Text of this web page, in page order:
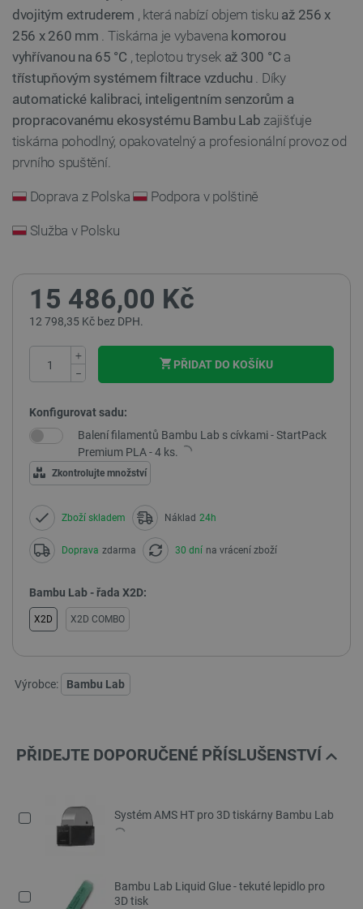
dvojitým extruderem , která nabízí objem tisku až 256 x
256 x 260 mm . Tiskárna je vybavena komorou
vyhřívanou na 65 °C , teplotou trysek až 300 °C a
třístupňovým systémem filtrace vzduchu . Díky
automatické kalibraci, inteligentním senzorům a
propracovanému ekosystému Bambu Lab zajišťuje
tiskárna pohodlný, opakovatelný a profesionální provoz od
prvního spuštění.
Doprava z Polska Podpora v polštině
Služba v Polsku
15 486,00 Kč
12 798,35 Kč bez DPH.
+
−
PŘIDAT DO KOŠÍKU
Zkontrolujte množství
Zboží skladem Náklad 24h
Doprava zdarma 30 dní na vrácení zboží
Konfigurovat sadu:
Balení filamentů Bambu Lab s cívkami - StartPack
Premium PLA - 4 ks.
Bambu Lab - řada X2D:
X2D X2D COMBO
Výrobce: Bambu Lab
PŘIDEJTE DOPORUČENÉ PŘÍSLUŠENSTVÍ
Systém AMS HT pro 3D tiskárny Bambu Lab
Bambu Lab Liquid Glue - tekuté lepidlo pro
3D tisk